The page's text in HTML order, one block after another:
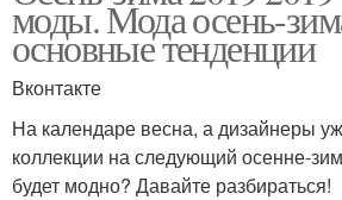
моды. Мода осень-
основные тенденции
Вконтакте
На календаре весна, а дизайнеры
коллекции на следующий осенне-
будет модно? Давайте разбираться!